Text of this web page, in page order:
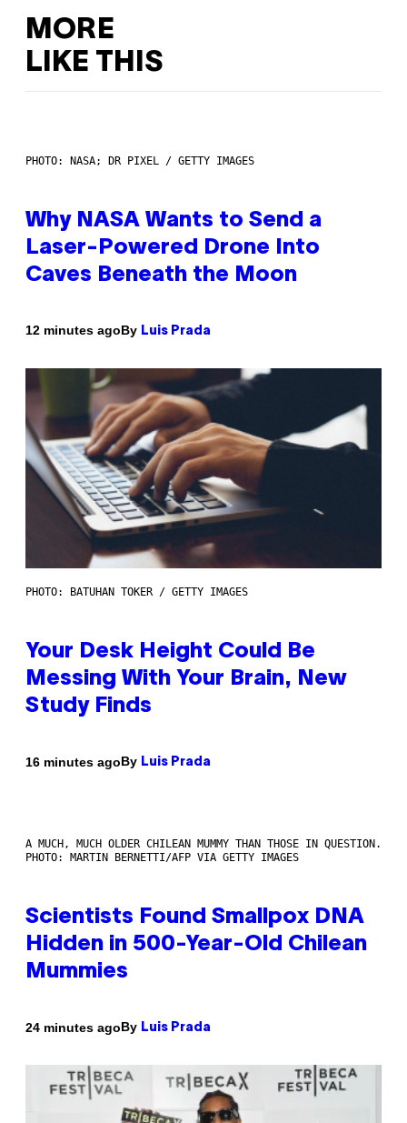
MORE
LIKE THIS
PHOTO: NASA; DR PIXEL / GETTY IMAGES
Why NASA Wants to Send a
Laser-Powered Drone Into
Caves Beneath the Moon
12 minutes agoBy Luis Prada
PHOTO: BATUHAN TOKER / GETTY IMAGES
Your Desk Height Could Be
Messing With Your Brain, New
Study Finds
16 minutes agoBy Luis Prada
A MUCH, MUCH OLDER CHILEAN MUMMY THAN THOSE IN QUESTION.
PHOTO: MARTIN BERNETTI/AFP VIA GETTY IMAGES
Scientists Found Smallpox DNA
Hidden in 500-Year-Old Chilean
Mummies
24 minutes agoBy Luis Prada